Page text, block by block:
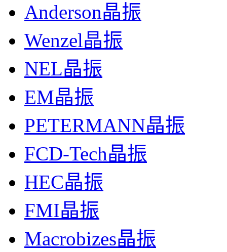
Anderson晶振
Wenzel晶振
NEL晶振
EM晶振
PETERMANN晶振
FCD-Tech晶振
HEC晶振
FMI晶振
Macrobizes晶振